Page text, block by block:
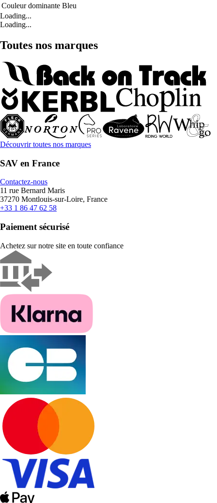
Couleur dominante Bleu
Loading...
Loading...
Toutes nos marques
Découvrir toutes nos marques
SAV en France
Contactez-nous
11 rue Bernard Maris
37270 Montlouis-sur-Loire, France
+33 1 86 47 62 58
Paiement sécurisé
Achetez sur notre site en toute confiance